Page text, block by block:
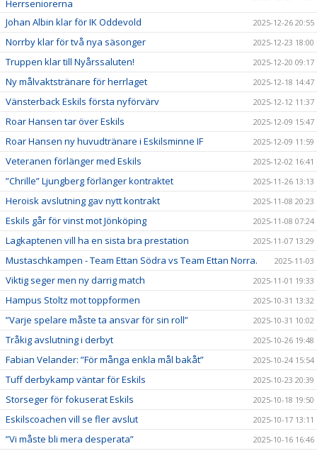
Herrseniorerna
Johan Albin klar för IK Oddevold 2025-12-26 20:55
Norrby klar för två nya säsonger 2025-12-23 18:00
Truppen klar till Nyårssaluten! 2025-12-20 09:17
Ny målvaktstränare för herrlaget 2025-12-18 14:47
Vänsterback Eskils första nyförvärv 2025-12-12 11:37
Roar Hansen tar över Eskils 2025-12-09 15:47
Roar Hansen ny huvudtränare i Eskilsminne IF 2025-12-09 11:59
Veteranen förlänger med Eskils 2025-12-02 16:41
”Chrille” Ljungberg förlänger kontraktet 2025-11-26 13:13
Heroisk avslutning gav nytt kontrakt 2025-11-08 20:23
Eskils går för vinst mot Jönköping 2025-11-08 07:24
Lagkaptenen vill ha en sista bra prestation 2025-11-07 13:29
Mustaschkampen - Team Ettan Södra vs Team Ettan Norra. 2025-11-03
Viktig seger men ny darrig match 2025-11-01 19:33
Hampus Stoltz mot toppformen 2025-10-31 13:32
”Varje spelare måste ta ansvar för sin roll” 2025-10-31 10:02
Tråkig avslutning i derbyt 2025-10-26 19:48
Fabian Velander: ”För många enkla mål bakåt” 2025-10-24 15:54
Tuff derbykamp väntar för Eskils 2025-10-23 20:39
Storseger för fokuserat Eskils 2025-10-18 19:50
Eskilscoachen vill se fler avslut 2025-10-17 13:11
”Vi måste bli mera desperata” 2025-10-16 16:46